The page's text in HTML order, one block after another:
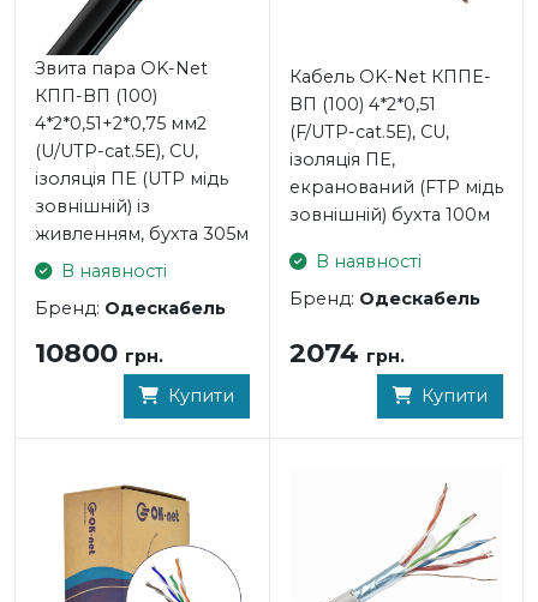
Звита пара OK-Net
КПП-ВП (100)
4*2*0,51+2*0,75 мм2
(U/UTP-cat.5Е), СU,
ізоляція ПЕ (UTP мідь
зовнішній) із
живленням, бухта 305м
В наявності
Бренд: Одескабель
10800 грн.
Купити
Кабель OK-Net КППЕ-
ВП (100) 4*2*0,51
(F/UTP-cat.5E), CU,
ізоляція ПЕ,
екранований (FTP мідь
зовнішній) бухта 100м
В наявності
Бренд: Одескабель
2074 грн.
Купити